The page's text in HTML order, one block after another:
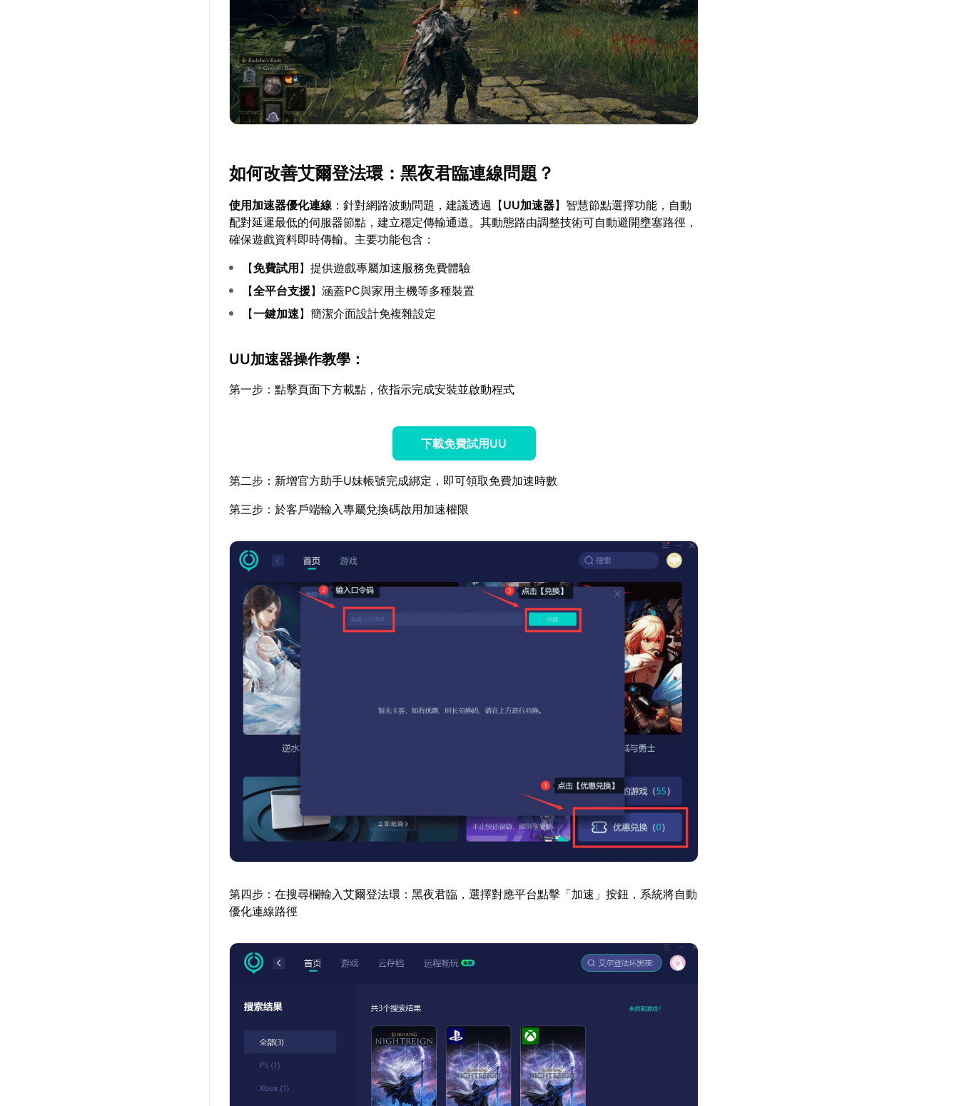
如何改善艾爾登法環：黑夜君臨連線問題？
使用加速器優化連線 ：針對網路波動問題，建議透過【UU加速器】智慧節點選擇功能，自動
配對延遲最低的伺服器節點，建立穩定傳輸通道。其動態路由調整技術可自動避開壅塞路徑，
確保遊戲資料即時傳輸。主要功能包含：
【免費試用】提供遊戲專屬加速服務免費體驗
【全平台支援】涵蓋PC與家用主機等多種裝置
【一鍵加速】簡潔介面設計免複雜設定
UU加速器操作教學：
第一步：點擊頁面下方載點，依指示完成安裝並啟動程式
下載免費試用UU
第二步：新增官方助手U妹帳號完成綁定，即可領取免費加速時數
第三步：於客戶端輸入專屬兌換碼啟用加速權限
第四步：在搜尋欄輸入艾爾登法環：黑夜君臨，選擇對應平台點擊「加速」按鈕，系統將自動
優化連線路徑